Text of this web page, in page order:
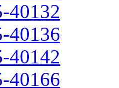
40132
40136
40142
40166